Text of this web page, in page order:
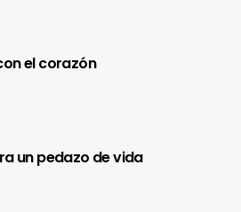
el corazón
un pedazo de vida